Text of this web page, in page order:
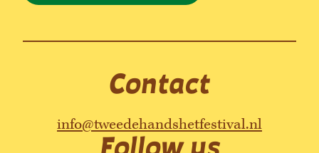
Contact
info@tweedehandshetfestival.nl